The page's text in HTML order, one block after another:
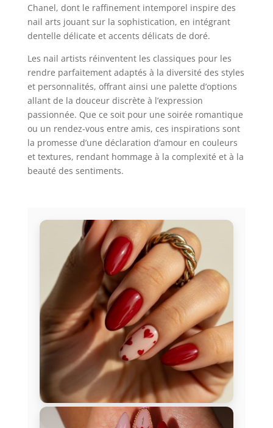
Chanel, dont le raffinement intemporel inspire des
nail arts jouant sur la sophistication, en intégrant
dentelle délicate et accents délicats de doré.
Les nail artists réinventent les classiques pour les
rendre parfaitement adaptés à la diversité des styles
et personnalités, offrant ainsi une palette d’options
allant de la douceur discrète à l’expression
passionnée. Que ce soit pour une soirée romantique
ou un rendez-vous entre amis, ces inspirations sont
la promesse d’une déclaration d’amour en couleurs
et textures, rendant hommage à la complexité et à la
beauté des sentiments.